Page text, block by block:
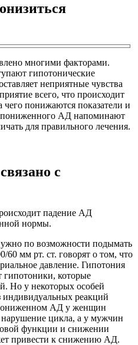
многими факторами.
гипотонические
неприятные чувства
всего, что происходит
понижаются показатели и
АД напоминают
для правильного лечения.
с
падение АД
нормы.
по возможности подымать
мм рт. ст. говорят о том, что
давление. Гипотония
которые
Но у некоторых особей
индивидуальных реакций
АД у женщин
цикла, а у мужчин
функции и снижении
привести к снижению АД.